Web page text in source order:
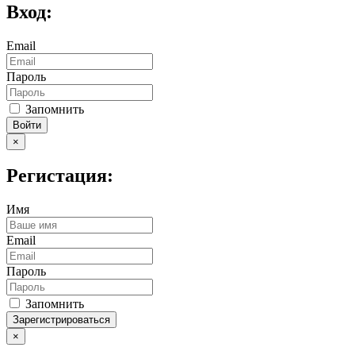
Вход:
Email
Пароль
Запомнить
Войти
×
Регистация:
Имя
Email
Пароль
Запомнить
Зарегистрироваться
×